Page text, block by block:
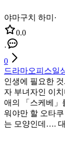
야마구치 하미 ·
0.0
·
0
드라마오피스일
인생에 필요한
자 부녀자인 이
애의 「스케베」
워야만 할 오타
는 모양인데….